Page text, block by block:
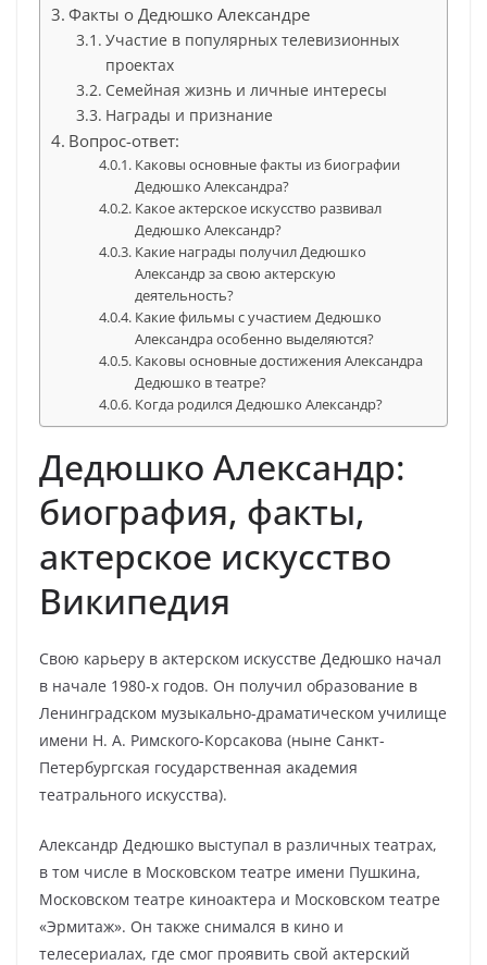
Факты о Дедюшко Александре
Участие в популярных телевизионных
проектах
Семейная жизнь и личные интересы
Награды и признание
Вопрос-ответ:
Каковы основные факты из биографии
Дедюшко Александра?
Какое актерское искусство развивал
Дедюшко Александр?
Какие награды получил Дедюшко
Александр за свою актерскую
деятельность?
Какие фильмы с участием Дедюшко
Александра особенно выделяются?
Каковы основные достижения Александра
Дедюшко в театре?
Когда родился Дедюшко Александр?
Дедюшко Александр:
биография, факты,
актерское искусство
Википедия
Свою карьеру в актерском искусстве Дедюшко начал
в начале 1980-х годов. Он получил образование в
Ленинградском музыкально-драматическом училище
имени Н. А. Римского-Корсакова (ныне Санкт-
Петербургская государственная академия
театрального искусства).
Александр Дедюшко выступал в различных театрах,
в том числе в Московском театре имени Пушкина,
Московском театре киноактера и Московском театре
«Эрмитаж». Он также снимался в кино и
телесериалах, где смог проявить свой актерский